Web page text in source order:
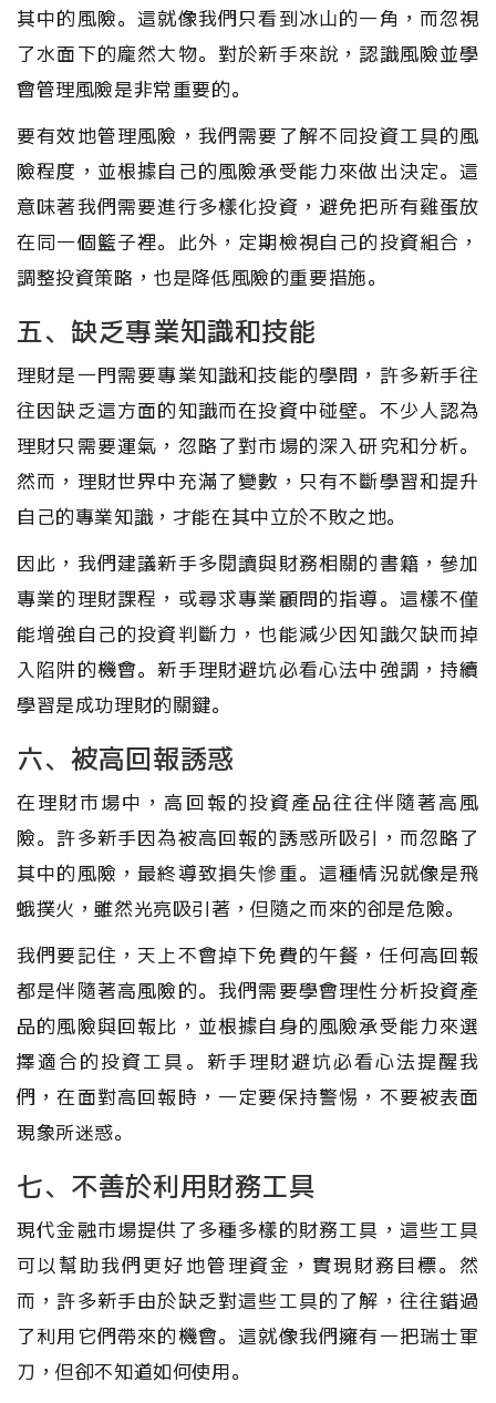
其中的風險。這就像我們只看到冰山的一角，而忽視
了水面下的龐然大物。對於新手來說，認識風險並學
會管理風險是非常重要的。
要有效地管理風險，我們需要了解不同投資工具的風
險程度，並根據自己的風險承受能力來做出決定。這
意味著我們需要進行多樣化投資，避免把所有雞蛋放
在同一個籃子裡。此外，定期檢視自己的投資組合，
調整投資策略，也是降低風險的重要措施。
五、缺乏專業知識和技能
理財是一門需要專業知識和技能的學問，許多新手往
往因缺乏這方面的知識而在投資中碰壁。不少人認為
理財只需要運氣，忽略了對市場的深入研究和分析。
然而，理財世界中充滿了變數，只有不斷學習和提升
自己的專業知識，才能在其中立於不敗之地。
因此，我們建議新手多閱讀與財務相關的書籍，參加
專業的理財課程，或尋求專業顧問的指導。這樣不僅
能增強自己的投資判斷力，也能減少因知識欠缺而掉
入陷阱的機會。新手理財避坑必看心法中強調，持續
學習是成功理財的關鍵。
六、被高回報誘惑
在理財市場中，高回報的投資產品往往伴隨著高風
險。許多新手因為被高回報的誘惑所吸引，而忽略了
其中的風險，最終導致損失慘重。這種情況就像是飛
蛾撲火，雖然光亮吸引著，但隨之而來的卻是危險。
我們要記住，天上不會掉下免費的午餐，任何高回報
都是伴隨著高風險的。我們需要學會理性分析投資產
品的風險與回報比，並根據自身的風險承受能力來選
擇適合的投資工具。新手理財避坑必看心法提醒我
們，在面對高回報時，一定要保持警惕，不要被表面
現象所迷惑。
七、不善於利用財務工具
現代金融市場提供了多種多樣的財務工具，這些工具
可以幫助我們更好地管理資金，實現財務目標。然
而，許多新手由於缺乏對這些工具的了解，往往錯過
了利用它們帶來的機會。這就像我們擁有一把瑞士軍
刀，但卻不知道如何使用。